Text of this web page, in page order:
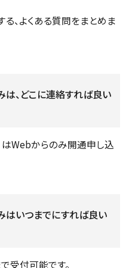
、よくある質問をまとめま
、どこに連絡すれば良い
はWebからのみ開通申し込
はいつまでにすれば良い
受付可能です。